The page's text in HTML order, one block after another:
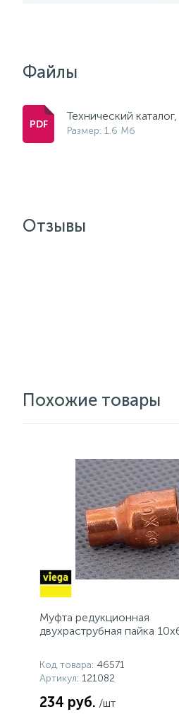
Файлы
Технический
Размер: 1.6 Мб
Отзывы
Похожие товары
Муфта редукционная
двухраструбная пайка
Код товара: 46571
Артикул: 121082
234 руб. /шт